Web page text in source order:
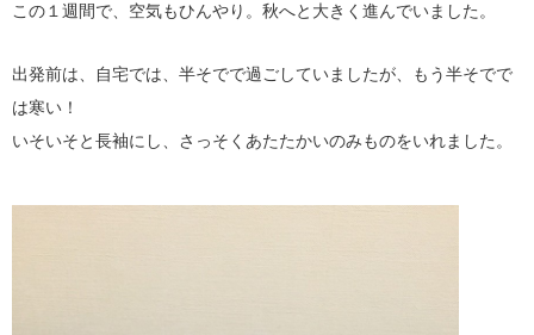
この１週間で、空気もひんやり。秋へと大きく進んでいました。
出発前は、自宅では、半そでで過ごしていましたが、もう半そでで
は寒い！
いそいそと長袖にし、さっそくあたたかいのみものをいれました。